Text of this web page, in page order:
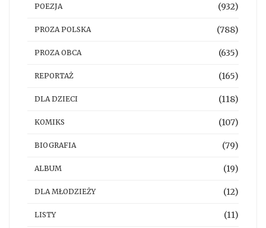
POEZJA (932)
PROZA POLSKA (788)
PROZA OBCA (635)
REPORTAŻ (165)
DLA DZIECI (118)
KOMIKS (107)
BIOGRAFIA (79)
ALBUM (19)
DLA MŁODZIEŻY (12)
LISTY (11)